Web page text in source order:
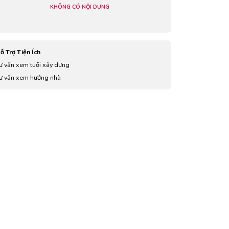
KHÔNG CÓ NỘI DUNG
Trợ Tiện Ích
vấn xem tuổi xây dựng
vấn xem hướng nhà